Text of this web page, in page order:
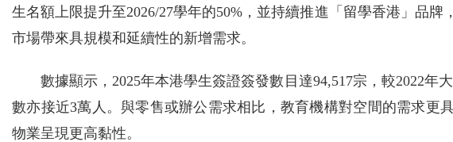
生名額上限提升至2026/27學年的50%，並持續推進「留學香港」品
市場帶來具規模和延續性的新增需求。
數據顯示，2025年本港學生簽證簽發數目達94,517宗，較2022年
數亦接近3萬人。與零售或辦公需求相比，教育機構對空間的需求更
物業呈現更高黏性。